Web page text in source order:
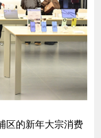
区的新年大宗消费